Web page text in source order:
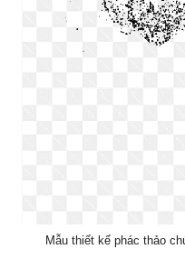
Mẫu thiết kế phác thảo